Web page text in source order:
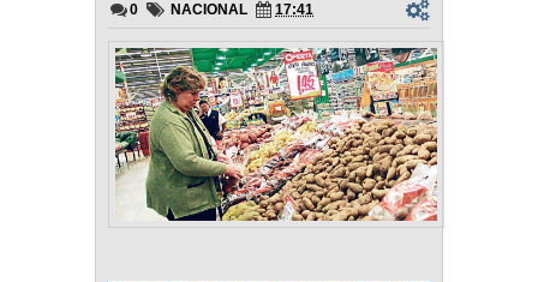
0 NACIONAL 17:41